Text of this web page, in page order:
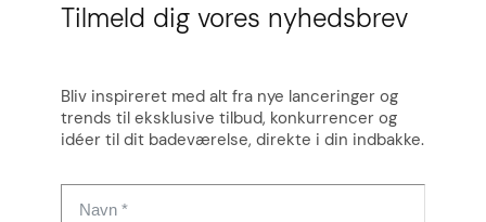
Tilmeld dig vores nyhedsbrev
Bliv inspireret med alt fra nye lanceringer og
trends til eksklusive tilbud, konkurrencer og
idéer til dit badeværelse, direkte i din indbakke.